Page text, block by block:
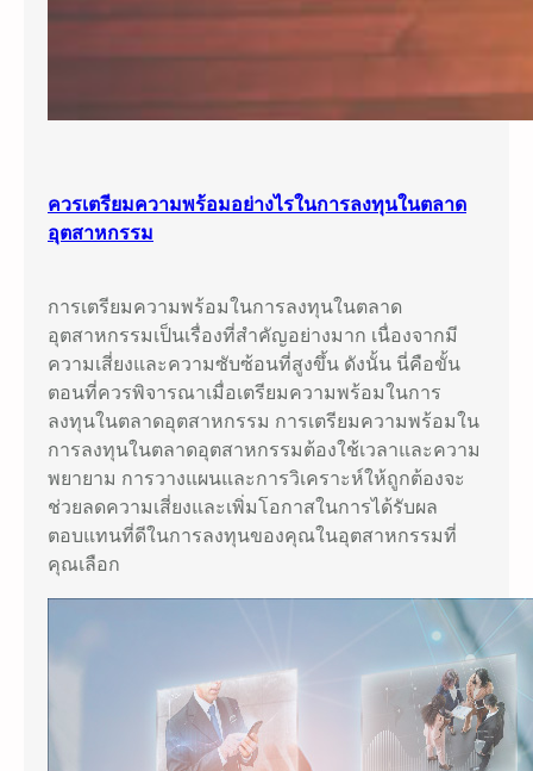
ควรเตรียมความพร้อมอย่างไรในการลงทุนในตลาด
อุตสาหกรรม
การเตรียมความพร้อมในการลงทุนในตลาด
อุตสาหกรรมเป็นเรื่องที่สำคัญอย่างมาก เนื่องจากมี
ความเสี่ยงและความซับซ้อนที่สูงขึ้น ดังนั้น นี่คือขั้น
ตอนที่ควรพิจารณาเมื่อเตรียมความพร้อมในการ
ลงทุนในตลาดอุตสาหกรรม การเตรียมความพร้อมใน
การลงทุนในตลาดอุตสาหกรรมต้องใช้เวลาและความ
พยายาม การวางแผนและการวิเคราะห์ให้ถูกต้องจะ
ช่วยลดความเสี่ยงและเพิ่มโอกาสในการได้รับผล
ตอบแทนที่ดีในการลงทุนของคุณในอุตสาหกรรมที่
คุณเลือก